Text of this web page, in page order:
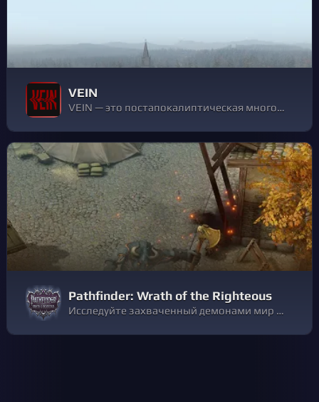
VEIN
VEIN — это постапокалиптическая многопользовательская песочница с элементами выживания. Собирайте припасы для выживания, исследуйте заброшенные здания, защищайте свой дом и восстанавливайте общество, будь то в одиночку или вместе с друзьями.
Pathfinder: Wrath of the Righteous
Исследуйте захваченный демонами мир в новой эпической ролевой игре от создателей культовой Pathfinder: Kingmaker. Познайте суть добра и зла, узнайте истинную цену власти и станьте Мифическим Героем, способным на подвиги, превосходящие ожидания смертных.